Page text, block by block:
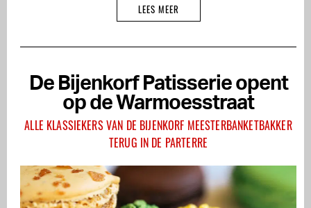
LEES MEER
De Bijenkorf Patisserie opent
op de Warmoesstraat
ALLE KLASSIEKERS VAN DE BIJENKORF MEESTERBANKETBAKKER
TERUG IN DE PARTERRE